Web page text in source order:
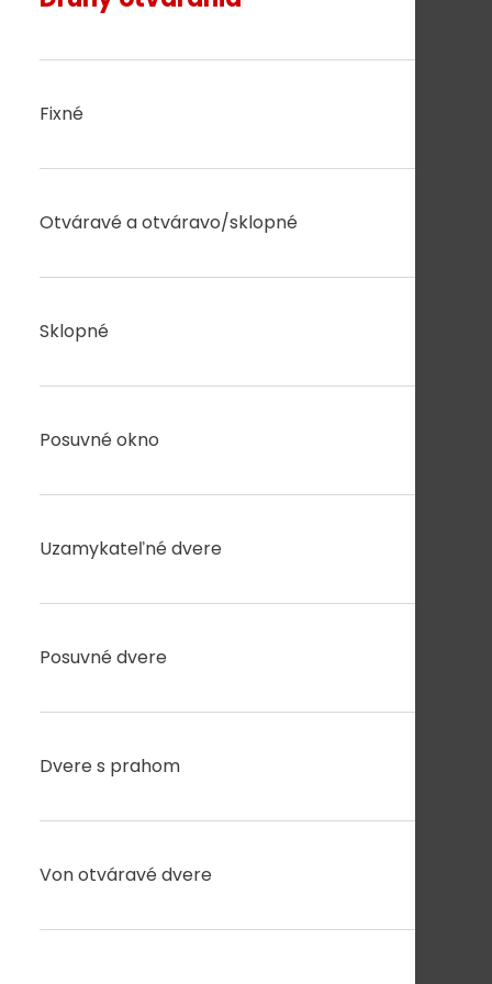
Fixné
Otváravé a otváravo/sklopné
Sklopné
Posuvné okno
Uzamykateľné dvere
Posuvné dvere
Dvere s prahom
Von otváravé dvere